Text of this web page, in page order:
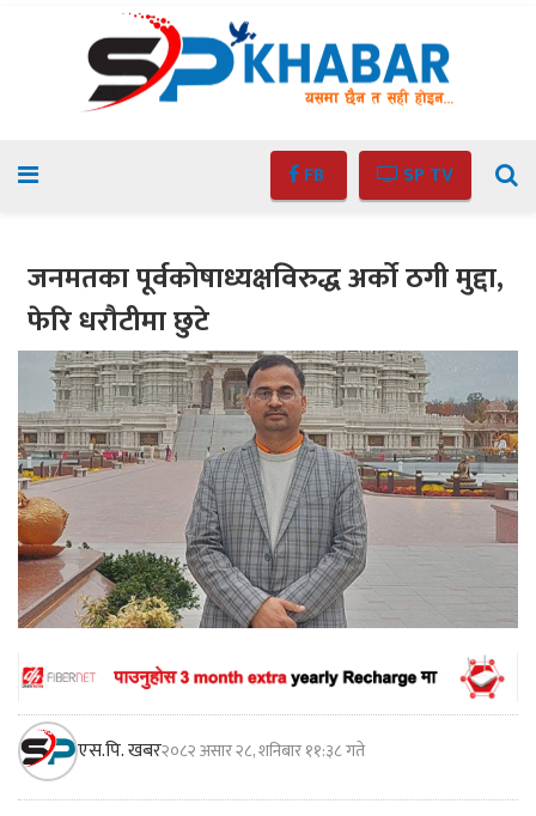
FB SP TV
जनमतका पूर्वकोषाध्यक्षविरुद्ध अर्को ठगी मुद्दा,
फेरि धरौटीमा छुटे
एस.पि. खबर२०८२ असार २८, शनिबार ११:३८ गते